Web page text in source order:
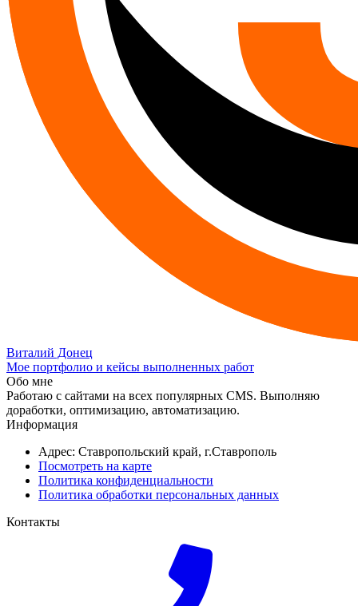
Виталий Донец
Мое портфолио и кейсы выполненных работ
Обо мне
Работаю с сайтами на всех популярных CMS. Выполняю
доработки, оптимизацию, автоматизацию.
Информация
Адрес: Ставропольский край, г.Ставрополь
Посмотреть на карте
Политика конфиденциальности
Политика обработки персональных данных
Контакты